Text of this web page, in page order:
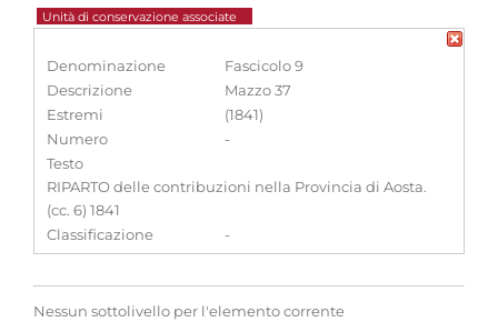
Unità di conservazione associate
Denominazione
Fascicolo 9
Descrizione
Mazzo 37
Estremi
(1841)
Numero
-
Testo
RIPARTO delle contribuzioni nella Provincia di Aosta.
(cc. 6) 1841
Classificazione
-
Nessun sottolivello per l'elemento corrente